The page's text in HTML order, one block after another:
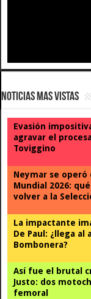
Noticias Mas Vistas
Evasión
agravar el
Toviggino
Neymar se operó
Mundial 2026:
volver a la
La impactante
De Paul: ¿llega al
Bombonera?
Así fue el brutal
Justo: dos
femoral